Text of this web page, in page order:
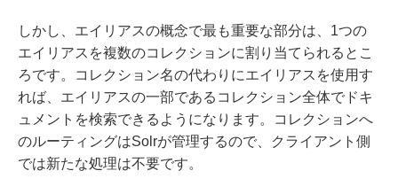
しかし、エイリアスの概念で最も重要な部分は、1つの
エイリアスを複数のコレクションに割り当てられるとこ
ろです。コレクション名の代わりにエイリアスを使用す
れば、エイリアスの一部であるコレクション全体でドキ
ュメントを検索できるようになります。コレクションへ
のルーティングはSolrが管理するので、クライアント側
では新たな処理は不要です。